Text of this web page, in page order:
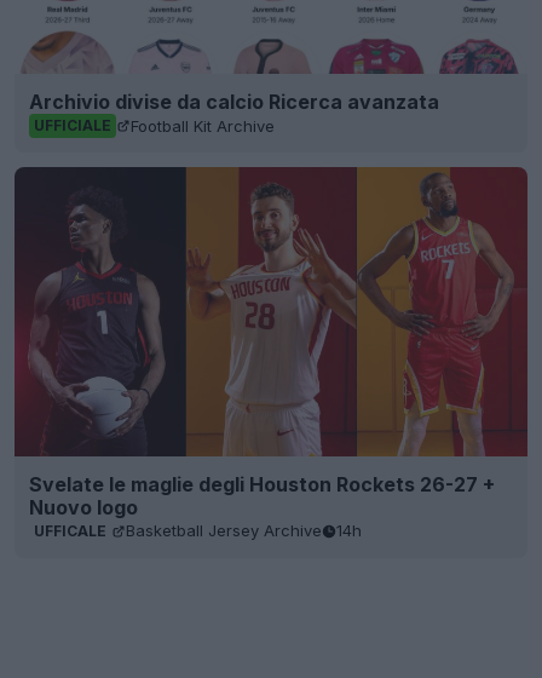
Archivio divise da calcio Ricerca avanzata
UFFICIALE Football Kit Archive
Svelate le maglie degli Houston Rockets 26-27 +
Nuovo logo
UFFICALE Basketball Jersey Archive 14h